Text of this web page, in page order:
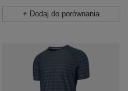
+ Dodaj do porównania